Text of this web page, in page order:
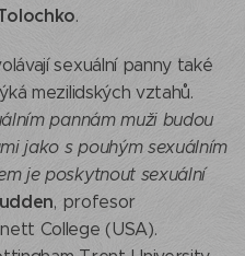
.
sexuální panny také
mezilidských vztahů.
pannám muži budou
jako s pouhým sexuálním
je poskytnout sexuální
, profesor
College (USA).